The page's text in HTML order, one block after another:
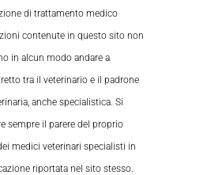
di trattamento medico
contenute in questo sito non
in alcun modo andare a
tra il veterinario e il padrone
anche specialistica. Si
sempre il parere del proprio
medici veterinari specialisti in
riportata nel sito stesso.